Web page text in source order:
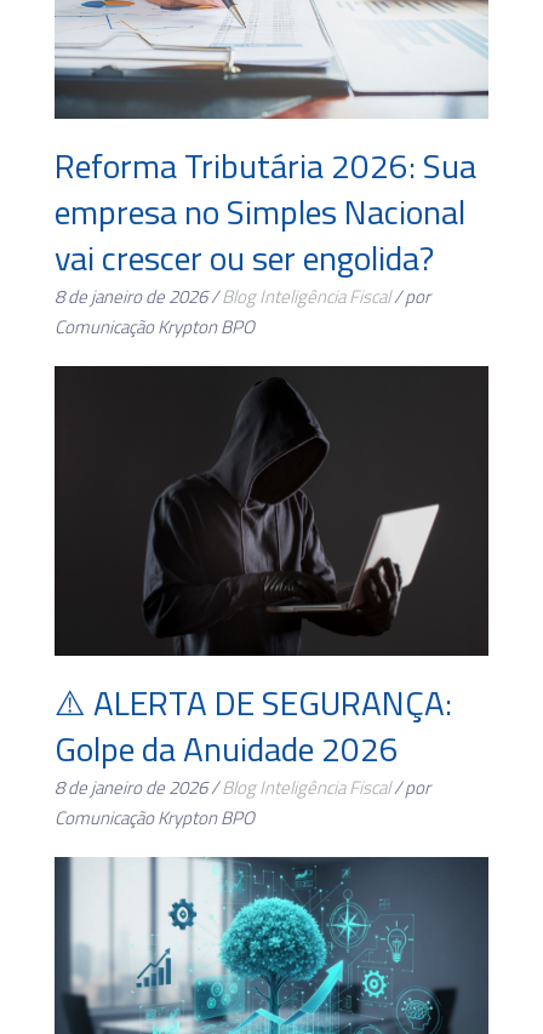
Reforma Tributária 2026: Sua
empresa no Simples Nacional
vai crescer ou ser engolida?
8 de janeiro de 2026 /BlogInteligência Fiscal/ por
Comunicação Krypton BPO
⚠️ ALERTA DE SEGURANÇA:
Golpe da Anuidade 2026
8 de janeiro de 2026 /BlogInteligência Fiscal/ por
Comunicação Krypton BPO